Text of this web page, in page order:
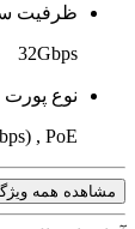
ظرفیت
32Gbps
نوع پورت
, PoE
مشاهده همه